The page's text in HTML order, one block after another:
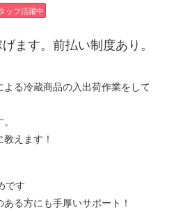
ッフ活躍中
ます。前払い制度あり。
よる冷蔵商品の入出荷作業をして
えます！
です
る方にも手厚いサポート！